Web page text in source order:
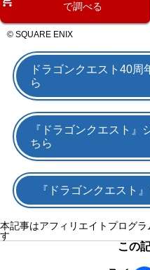
で調べる
© SQUARE ENIX
ドラゴンクエスト40周
ら
『ドラゴンクエスト』
ちら
『ドラゴンクエスト
本記事はアフィリエイトプログ
す
この